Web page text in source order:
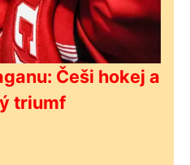
Češi hokej a
triumf